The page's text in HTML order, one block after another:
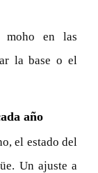
moho en las
la base o el
año
el estado del
Un ajuste a